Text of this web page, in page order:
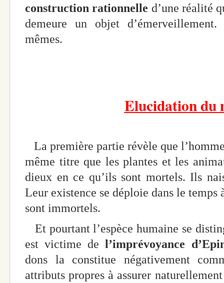
construction rationnelle d’une réalité
demeure un objet
mêmes.
Elucidation du
La première partie révèle que
même titre que les plantes et les
dieux en ce qu’ils sont mortels. Ils
Leur existence se déploie dans le
sont immortels.
Et pourtant l’espèce humaine se
est victime del’imprévoyance
dons la constitue négativement
attributs propres à assurer